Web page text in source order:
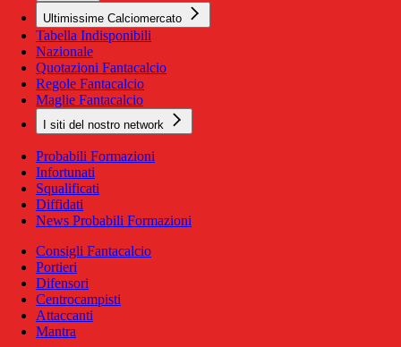
Ultimissime Calciomercato
Tabella Indisponibili
Nazionale
Quotazioni Fantacalcio
Regole Fantacalcio
Maglie Fantacalcio
I siti del nostro network
Probabili Formazioni
Infortunati
Squalificati
Diffidati
News Probabili Formazioni
Consigli Fantacalcio
Portieri
Difensori
Centrocampisti
Attaccanti
Mantra